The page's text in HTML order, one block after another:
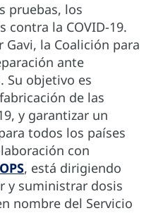
pruebas, los
contra la COVID-19.
Gavi, la Coalición para
ante
Su objetivo es
de las
y garantizar un
todos los países
con
, está dirigiendo
y suministrar dosis
nombre del Servicio